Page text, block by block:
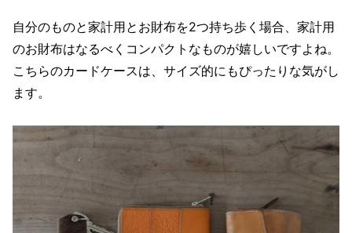
自分のものと家計用とお財布を2つ持ち歩く場合、家計用
のお財布はなるべくコンパクトなものが嬉しいですよね。
こちらのカードケースは、サイズ的にもぴったりな気がし
ます。